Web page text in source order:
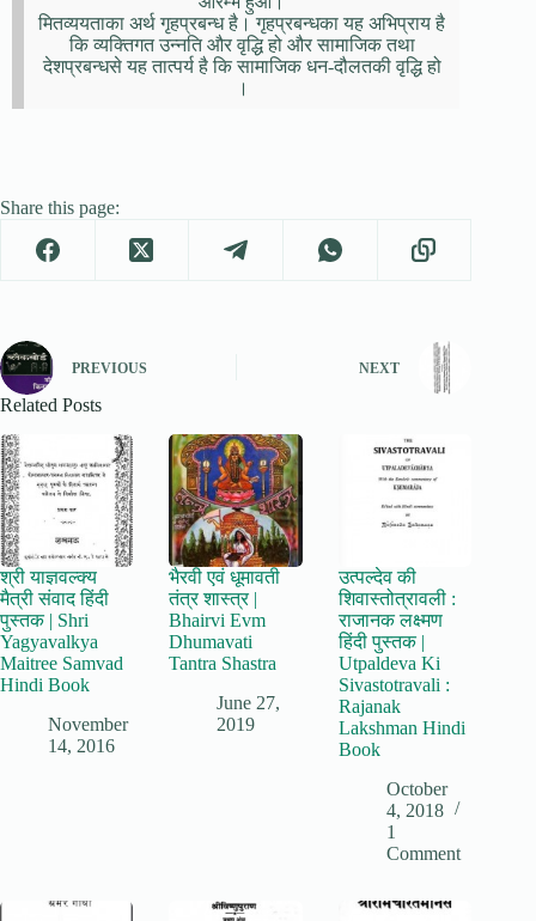
मितव्ययताका अर्थ गृहप्रबन्ध है। गृहप्रबन्धका यह अभिप्राय है
कि व्यक्तिगत उन्नति और वृद्धि हो और सामाजिक तथा
देशप्रबन्धसे यह तात्पर्य है कि सामाजिक धन-दौलतकी वृद्धि हो
।
Share this page:
PREVIOUS NEXT
Related Posts
श्री याज्ञवल्क्य
मैत्री संवाद हिंदी
पुस्तक | Shri
Yagyavalkya
Maitree Samvad
Hindi Book
November
14, 2016
भैरवी एवं धूमावती
तंत्र शास्त्र |
Bhairvi Evm
Dhumavati
Tantra Shastra
June 27,
2019
उत्पल्देव की
शिवास्तोत्रावली :
राजानक लक्ष्मण
हिंदी पुस्तक |
Utpaldeva Ki
Sivastotravali :
Rajanak
Lakshman Hindi
Book
October
4, 2018
1
Comment